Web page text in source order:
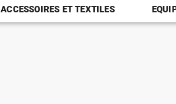
ACCESSOIRES ET TEXTILES